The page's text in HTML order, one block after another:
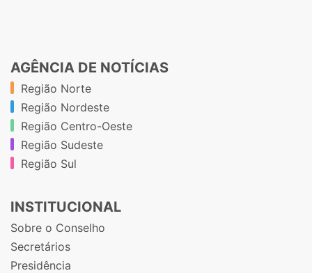
AGÊNCIA DE NOTÍCIAS
Região Norte
Região Nordeste
Região Centro-Oeste
Região Sudeste
Região Sul
INSTITUCIONAL
Sobre o Conselho
Secretários
Presidência